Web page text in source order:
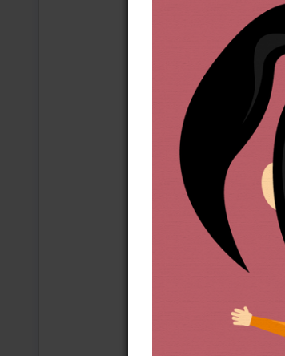
nie hańbi, ale
i
Państwo jest
widzenia
z perspektywy
mandatu.
a nie na
Strajk
i obliczony
nierównowagi
silniejszej
służyć jej
– tym razem
Pracodawca
czy